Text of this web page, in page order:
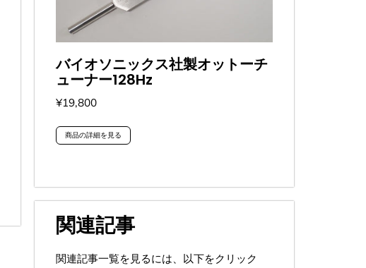
バイオソニックス社製オットーチ
ューナー128Hz
¥19,800
商品の詳細を見る
関連記事
関連記事一覧を見るには、以下をクリック